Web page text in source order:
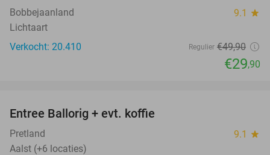
Bobbejaanland 9.1 star
Lichtaart
Verkocht: 20.410
Regulier €49,90
€29,90
Entree Ballorig + evt. koffie
Pretland 9.1 star
Aalst (+6 locaties)